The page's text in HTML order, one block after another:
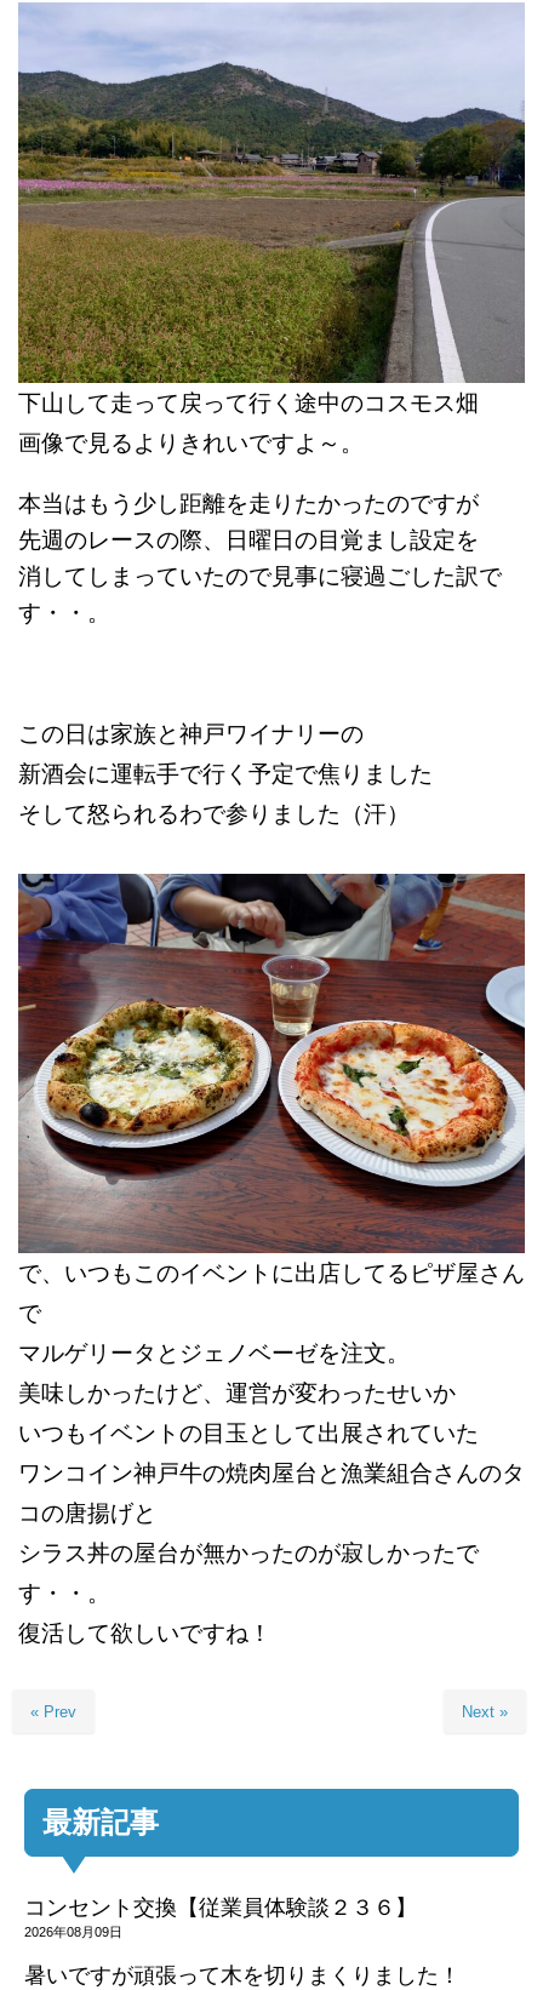
下山して走って戻って行く途中のコスモス畑
画像で見るよりきれいですよ～。
本当はもう少し距離を走りたかったのですが
先週のレースの際、日曜日の目覚まし設定を
消してしまっていたので見事に寝過ごした訳で
す・・。
この日は家族と神戸ワイナリーの
新酒会に運転手で行く予定で焦りました
そして怒られるわで参りました（汗）
で、いつもこのイベントに出店してるピザ屋さん
で
マルゲリータとジェノベーゼを注文。
美味しかったけど、 運営が変わったせいか
いつもイベントの目玉として出展されていた
ワンコイン神戸牛の焼肉屋台と漁業組合さんのタ
コの唐揚げと
シラス丼の屋台が無かったのが寂しかったで
す・・。
復活して欲しいですね！
« Prev Next »
最新記事
コンセント交換【従業員体験談２３６】
2026年08月09日
暑いですが頑張って木を切りまくりました！